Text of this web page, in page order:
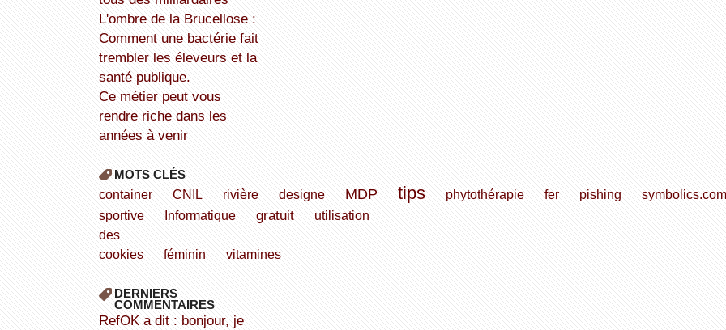
L'ombre de la Brucellose :
Comment une bactérie fait
trembler les éleveurs et la
santé publique.
Ce métier peut vous
rendre riche dans les
années à venir
MOTS CLÉS
container CNIL rivière designe MDP tips phytothérapie fer pishing symbolics.com
sportive
Informatique gratuit
utilisation
des
cookies
féminin vitamines
DERNIERS
COMMENTAIRES
refOK a dit : bonjour, je